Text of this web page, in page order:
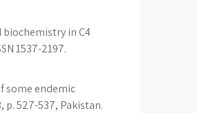
biochemistry in C4
1537-2197.
some endemic
p. 527-537, Pakistan.